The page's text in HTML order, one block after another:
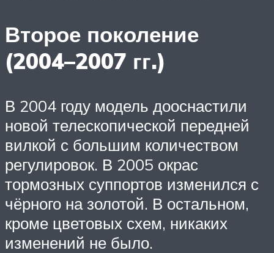
Второе поколение
(2004–2007 гг.)
В 2004 году модель дооснастили
новой телескопической передней
вилкой с большим количеством
регулировок. В 2005 окрас
тормозных суппортов изменился с
чёрного на золотой. В остальном,
кроме цветовых схем, никаких
изменений не было.